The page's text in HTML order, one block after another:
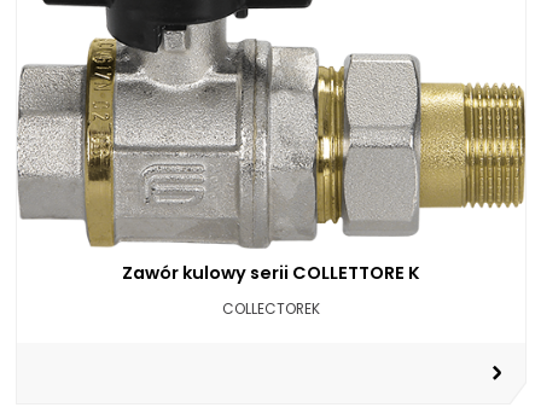
Zawór kulowy serii COLLETTORE K
COLLECTOREK